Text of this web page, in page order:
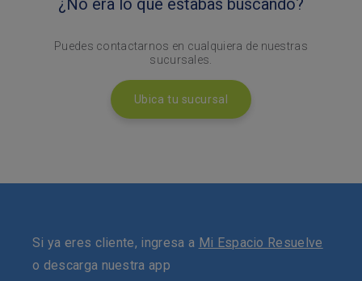
¿No era lo que estabas buscando?
Puedes contactarnos en cualquiera de nuestras
sucursales.
Ubica tu sucursal
Si ya eres cliente, ingresa a Mi Espacio Resuelve
o descarga nuestra app